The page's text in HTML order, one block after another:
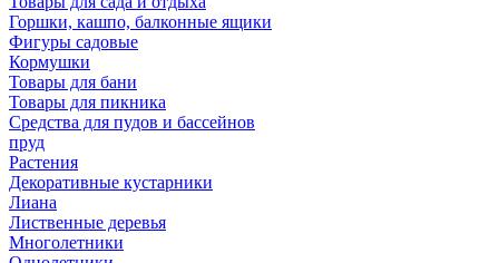
Горшки, кашпо, балконные ящики
Фигуры садовые
Кормушки
Товары для бани
Товары для пикника
Средства для пудов и бассейнов
пруд
Растения
Декоративные кустарники
Лиана
Лиственные деревья
Многолетники